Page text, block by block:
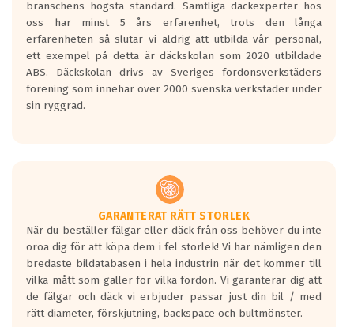
Inga D eller G betyg delas ut för
personbilar och lätta lastbilar.
Betyget sätts efter ett test där däcken
skall bromsa in på en väg där det ligger
0.5-1.5 mm vatten.
I 80km/h kommer skillnaden på
Vid körning i över 50km/h brukar
rullmotståndets ljud överträffa
motorljudet.
På däckmärkningen kommer det finnas
en symbol av ett däck med vågar. Hög
bullernivå markeras med svarta vågor
medans de vita vågorna påvisar om det är
ett tyst däck.
branschens högsta standard. Samtliga däckexperter hos
oss har minst 5 års erfarenhet, trots den långa
erfarenheten så slutar vi aldrig att utbilda vår personal,
ett exempel på detta är däckskolan som 2020 utbildade
ABS. Däckskolan drivs av Sveriges fordonsverkstäders
förening som innehar över 2000 svenska verkstäder under
sin ryggrad.
GARANTERAT RÄTT STORLEK
När du beställer fälgar eller däck från oss behöver du inte
oroa dig för att köpa dem i fel storlek! Vi har nämligen den
bredaste bildatabasen i hela industrin när det kommer till
vilka mått som gäller för vilka fordon. Vi garanterar dig att
de fälgar och däck vi erbjuder passar just din bil / med
rätt diameter, förskjutning, backspace och bultmönster.